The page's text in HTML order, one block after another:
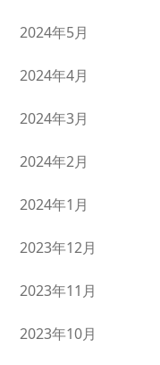
2024年5月
2024年4月
2024年3月
2024年2月
2024年1月
2023年12月
2023年11月
2023年10月